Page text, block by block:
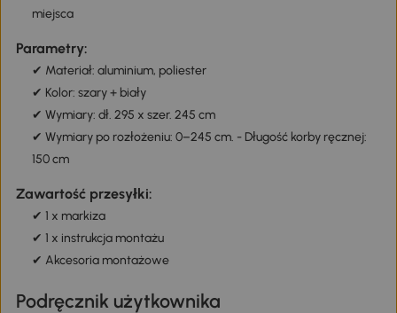
miejsca
Parametry:
✔ Materiał: aluminium, poliester
✔ Kolor: szary + biały
✔ Wymiary: dł. 295 x szer. 245 cm
✔ Wymiary po rozłożeniu: 0–245 cm. - Długość korby ręcznej:
150 cm
Zawartość przesyłki:
✔ 1 x markiza
✔ 1 x instrukcja montażu
✔ Akcesoria montażowe
Podręcznik użytkownika